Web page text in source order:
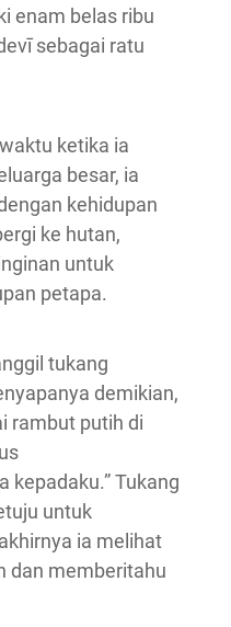
enam belas ribu
sebagai ratu
ketika ia
besar, ia
kehidupan
ke hutan,
untuk
petapa.
tukang
demikian,
rambut putih di
kepadaku.” Tukang
untuk
ia melihat
dan memberitahu